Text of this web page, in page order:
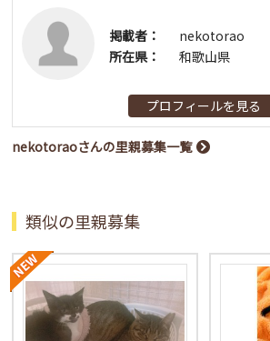
掲載者：
nekotorao
所在県：
和歌山県
プロフィールを見る
nekotoraoさんの里親募集一覧
類似の里親募集